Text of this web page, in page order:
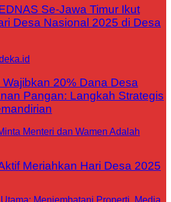
Se-Jawa Timur Ikut
Desa Nasional 2025 di Desa
20% Dana Desa
Pangan: Langkah Strategis
Meriahkan Hari Desa 2025